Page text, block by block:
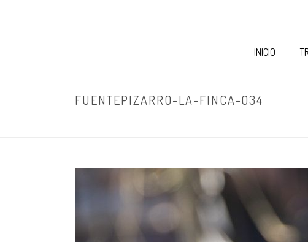
INICIO
FUENTEPIZARRO-LA-FINCA-034